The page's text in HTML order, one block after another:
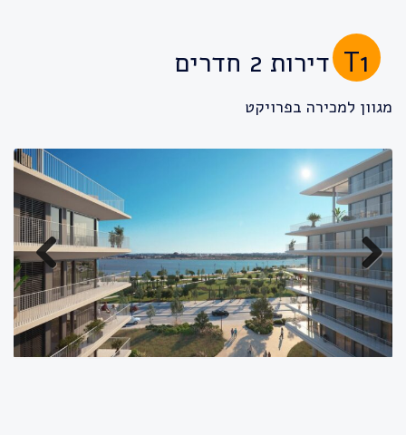
T1 דירות 2 חדרים
מגוון למכירה בפרויקט
Previous Next